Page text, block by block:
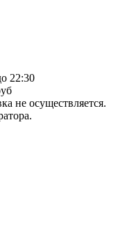
22:30
не осуществляется.